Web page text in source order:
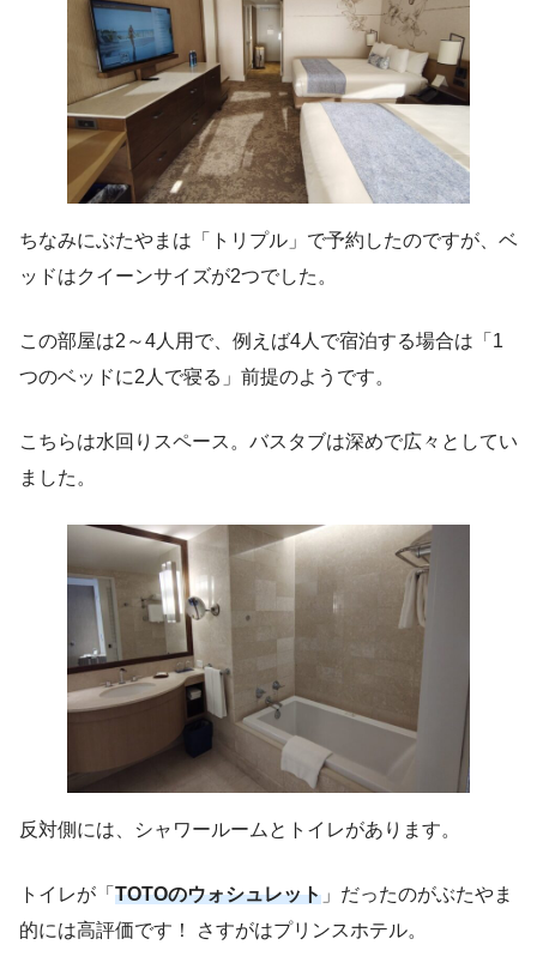
ちなみにぶたやまは「トリプル」で予約したのですが、ベ
ッドはクイーンサイズが2つでした。
この部屋は2～4人用で、例えば4人で宿泊する場合は「1
つのベッドに2人で寝る」前提のようです。
こちらは水回りスペース。バスタブは深めで広々としてい
ました。
反対側には、シャワールームとトイレがあります。
トイレが「 TOTOのウォシュレット 」だったのがぶたやま
的には高評価です！ さすがはプリンスホテル。